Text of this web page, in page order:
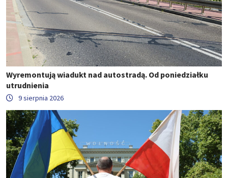
Wyremontują wiadukt nad autostradą. Od poniedziałku
utrudnienia
9 sierpnia 2026